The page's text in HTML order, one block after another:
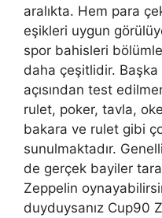
aralıkta. Hem para
eşikleri uygun
spor bahisleri
daha çeşitlidir.
açısından test
rulet, poker, tavla,
bakara ve rulet gibi
sunulmaktadır.
de gerçek bayiler
Zeppelin
duyduysanız Cup90